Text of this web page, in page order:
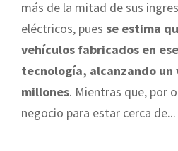
más de la mitad de sus
eléctricos, pues se estima
vehículos fabricados en
tecnología, alcanzando un
millones. Mientras que, por
negocio para estar cerca de...